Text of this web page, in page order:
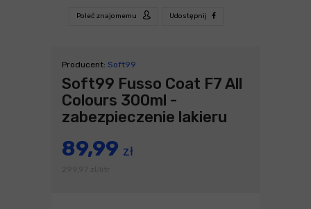
Poleć znajomemu Udostępnij
Producent: Soft99
Soft99 Fusso Coat F7 All
Colours 300ml -
zabezpieczenie lakieru
89,99 zł